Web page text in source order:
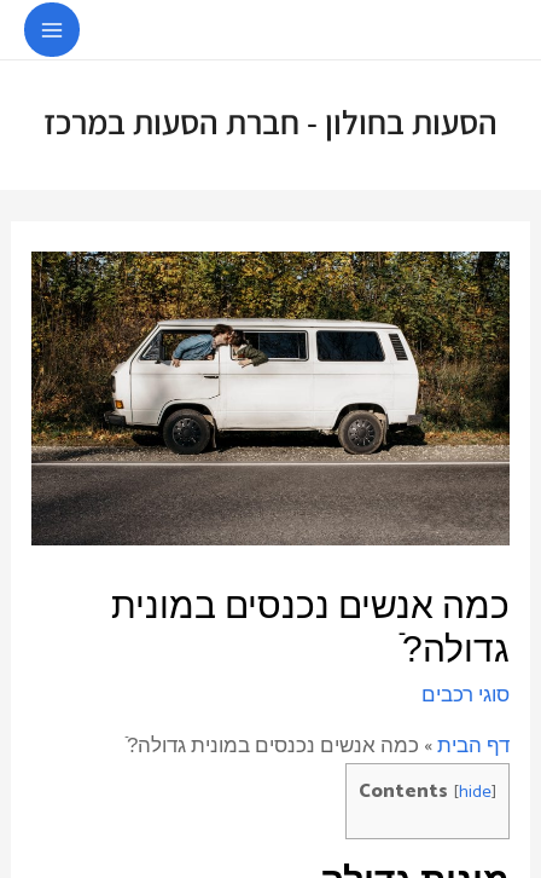
הסעות בחולון - חברת הסעות במרכז
כמה אנשים נכנסים במונית
גדולה?ֿ
סוגי רכבים
דף הבית» כמה אנשים נכנסים במונית גדולה?ֿ
Contents [hide]